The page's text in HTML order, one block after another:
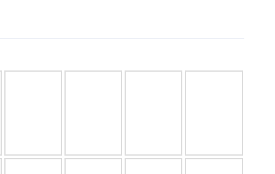
beige gelb bordeaux braun